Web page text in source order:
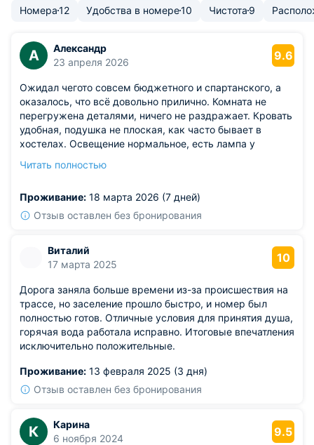
Номера12 Удобства в номере10 Чистота 9
А
Александр
23 апреля 2026
9.6
Ожидал чегото совсем бюджетного и спартанского, а
оказалось, что всё довольно прилично. Комната не
перегружена деталями, ничего не раздражает. Кровать
удобная, подушка не плоская, как часто бывает в
хостелах. Освещение нормальное, есть лампа у
в порядке, очередей не было, всё работало.
номере слабовата: если закрыть окно на ночь, к утру
становится душновато. Но в целом за такую цену —
Читать полностью
Проживание: 18 марта 2026 (7 дней)
Отзыв оставлен без бронирования
Виталий
17 марта 2025
10
Дорога заняла больше времени из-за происшествия на
трассе, но заселение прошло быстро, и номер был
полностью готов. Отличные условия для принятия душа,
горячая вода работала исправно. Итоговые впечатления
исключительно положительные.
Проживание: 13 февраля 2025 (3 дня)
Отзыв оставлен без бронирования
К
Карина
6 ноября 2024
9.5